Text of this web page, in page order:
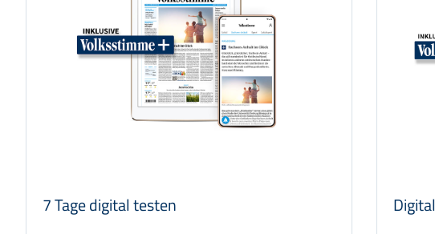
7 Tage digital testen